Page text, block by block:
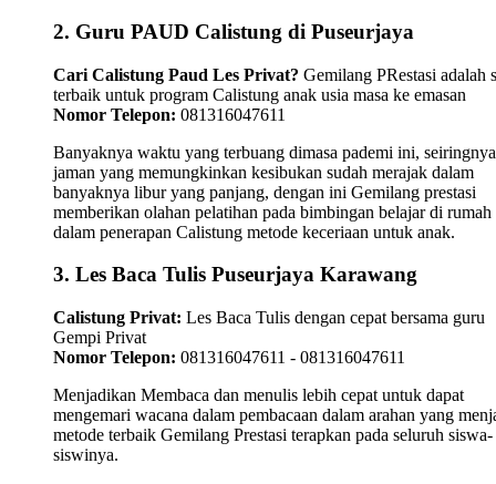
2. Guru PAUD Calistung di Puseurjaya
Cari Calistung Paud Les Privat? Gemilang PRestasi adalah
terbaik untuk program Calistung anak usia masa ke emasan
Nomor Telepon: 081316047611
Banyaknya waktu yang terbuang dimasa pademi ini, seiringnya
jaman yang memungkinkan kesibukan sudah merajak dalam
banyaknya libur yang panjang, dengan ini Gemilang prestasi
memberikan olahan pelatihan pada bimbingan belajar di rumah
dalam penerapan Calistung metode keceriaan untuk anak.
3. Les Baca Tulis Puseurjaya Karawang
Calistung Privat: Les Baca Tulis dengan cepat bersama guru
Gempi Privat
Nomor Telepon: 081316047611 - 081316047611
Menjadikan Membaca dan menulis lebih cepat untuk dapat
mengemari wacana dalam pembacaan dalam arahan yang
metode terbaik Gemilang Prestasi terapkan pada seluruh siswa-
siswinya.